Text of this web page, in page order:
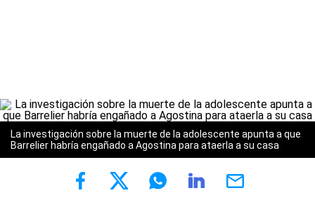
La investigación sobre la muerte de la adolescente apunta a que
Barrelier habría engañado a Agostina para ataerla a su casa